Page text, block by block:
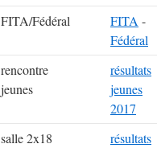
FITA/Fédéral FITA -
Fédéral
rencontre
jeunes
résultats
jeunes
2017
salle 2x18
résultats